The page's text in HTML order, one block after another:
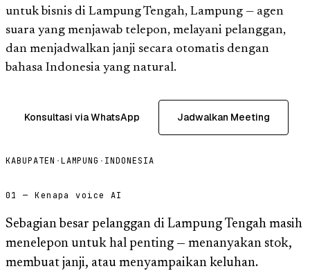
untuk bisnis di Lampung Tengah, Lampung — agen
suara yang menjawab telepon, melayani pelanggan,
dan menjadwalkan janji secara otomatis dengan
bahasa Indonesia yang natural.
Konsultasi via WhatsApp Jadwalkan Meeting
KABUPATEN ·LAMPUNG · INDONESIA
01 — Kenapa voice AI
Sebagian besar pelanggan di Lampung Tengah masih
menelepon untuk hal penting — menanyakan stok,
membuat janji, atau menyampaikan keluhan.